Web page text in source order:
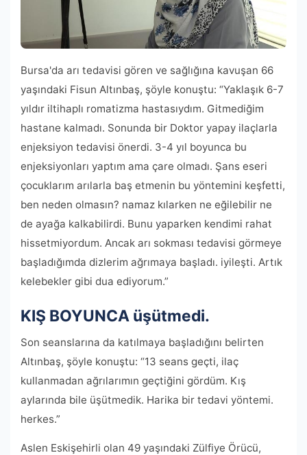
Bursa'da arı tedavisi gören ve sağlığına kavuşan 66
yaşındaki Fisun Altınbaş, şöyle konuştu: “Yaklaşık 6-7
yıldır iltihaplı romatizma hastasıydım. Gitmediğim
hastane kalmadı. Sonunda bir Doktor yapay ilaçlarla
enjeksiyon tedavisi önerdi. 3-4 yıl boyunca bu
enjeksiyonları yaptım ama çare olmadı. Şans eseri
çocuklarım arılarla baş etmenin bu yöntemini keşfetti,
ben neden olmasın? namaz kılarken ne eğilebilir ne
de ayağa kalkabilirdi. Bunu yaparken kendimi rahat
hissetmiyordum. Ancak arı sokması tedavisi görmeye
başladığımda dizlerim ağrımaya başladı. iyileşti. Artık
kelebekler gibi dua ediyorum.”
KIŞ BOYUNCA üşütmedi.
Son seanslarına da katılmaya başladığını belirten
Altınbaş, şöyle konuştu: “13 seans geçti, ilaç
kullanmadan ağrılarımın geçtiğini gördüm. Kış
aylarında bile üşütmedik. Harika bir tedavi yöntemi.
herkes.”
Aslen Eskişehirli olan 49 yaşındaki Zülfiye Örücü,